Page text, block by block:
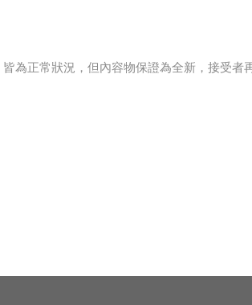
正常狀況，但內容物保證為全新，接受者